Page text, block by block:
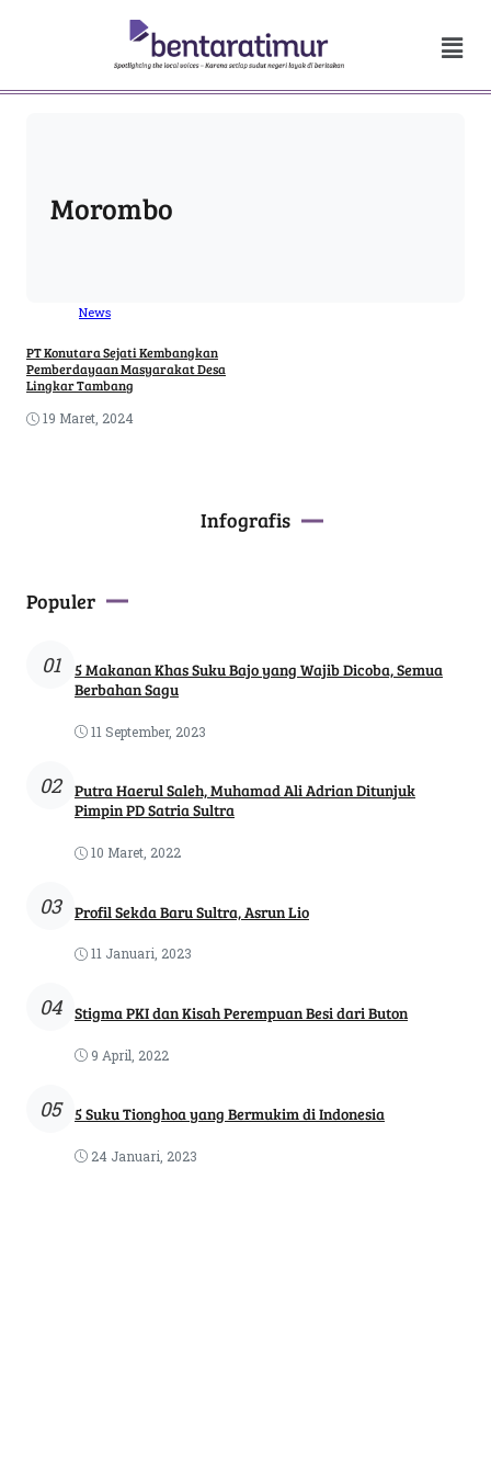
Morombo
News
PT Konutara Sejati Kembangkan
Pemberdayaan Masyarakat Desa
Lingkar Tambang
19 Maret, 2024
Infografis
Populer
01
5 Makanan Khas Suku Bajo yang Wajib Dicoba, Semua
Berbahan Sagu
11 September, 2023
02
Putra Haerul Saleh, Muhamad Ali Adrian Ditunjuk
Pimpin PD Satria Sultra
10 Maret, 2022
03 Profil Sekda Baru Sultra, Asrun Lio
11 Januari, 2023
04 Stigma PKI dan Kisah Perempuan Besi dari Buton
9 April, 2022
05 5 Suku Tionghoa yang Bermukim di Indonesia
24 Januari, 2023